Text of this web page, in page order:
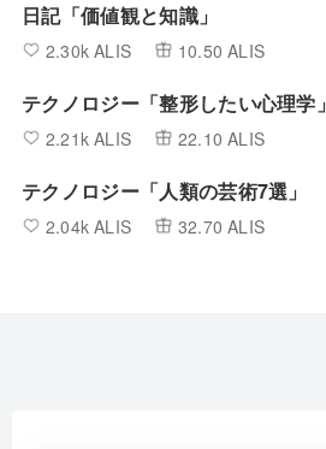
日記「価値観と知識」
2.30k ALIS 10.50 ALIS
テクノロジー「整形したい心理学」
2.21k ALIS 22.10 ALIS
テクノロジー「人類の芸術7選」
2.04k ALIS 32.70 ALIS